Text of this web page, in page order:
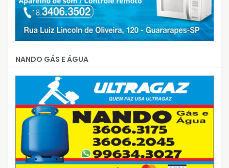
NANDO GÁS E ÁGUA